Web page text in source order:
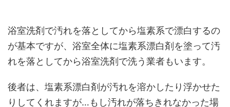
浴室洗剤で汚れを落としてから塩素系で漂白するの
が基本ですが、浴室全体に塩素系漂白剤を塗って汚
れを落としてから浴室洗剤で洗う業者もいます。
後者は、塩素系漂白剤が汚れを溶かしたり浮かせた
りしてくれますが…もし汚れが落ちきれなかった場